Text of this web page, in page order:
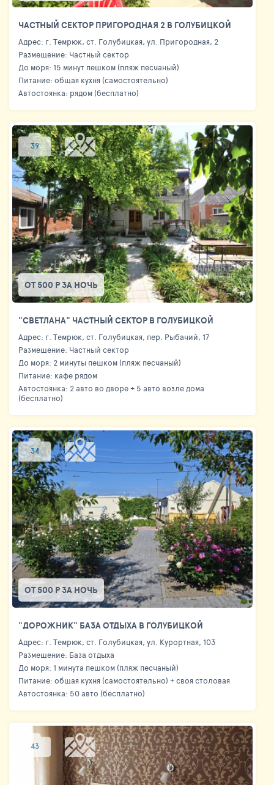
ЧАСТНЫЙ СЕКТОР ПРИГОРОДНАЯ 2 В ГОЛУБИЦКОЙ
Адрес: г. Темрюк, ст. Голубицкая, ул. Пригородная, 2
Размещение: Частный сектор
До моря: 15 минут пешком (пляж песчаный)
Питание: общая кухня (самостоятельно)
Автостоянка: рядом (бесплатно)
39
ОТ 500 Р ЗА НОЧЬ
"СВЕТЛАНА" ЧАСТНЫЙ СЕКТОР В ГОЛУБИЦКОЙ
Адрес: г. Темрюк, ст. Голубицкая, пер. Рыбачий, 17
Размещение: Частный сектор
До моря: 2 минуты пешком (пляж песчаный)
Питание: кафе рядом
Автостоянка: 2 авто во дворе + 5 авто возле дома
(бесплатно)
34
ОТ 500 Р ЗА НОЧЬ
"ДОРОЖНИК" БАЗА ОТДЫХА В ГОЛУБИЦКОЙ
Адрес: г. Темрюк, ст. Голубицкая, ул. Курортная, 103
Размещение: База отдыха
До моря: 1 минута пешком (пляж песчаный)
Питание: общая кухня (самостоятельно) + своя столовая
Автостоянка: 50 авто (бесплатно)
43